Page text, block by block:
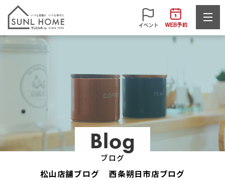
Blog
ブログ
松山店舗ブログ 西条朔日市店ブログ